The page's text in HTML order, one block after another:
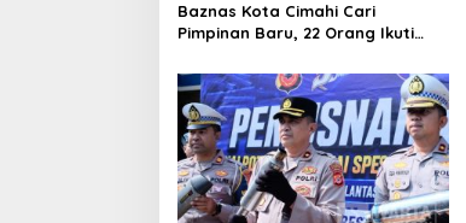
Baznas Kota Cimahi Cari
Pimpinan Baru, 22 Orang Ikuti